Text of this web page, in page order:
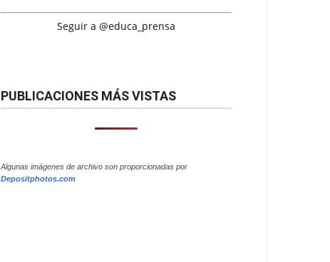
Seguir a @educa_prensa
PUBLICACIONES MÁS VISTAS
Algunas imágenes de archivo son proporcionadas por
Depositphotos.com